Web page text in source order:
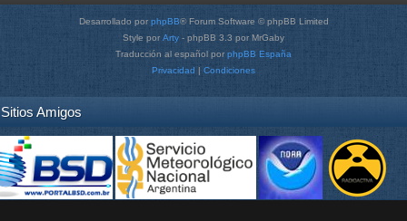
Desarrollado por phpBB® Forum Software © phpBB Limited
Style por Arty - phpBB 3.3 por MrGaby
Traducción al español por phpBB España
Privacidad | Condiciones
Sitios Amigos